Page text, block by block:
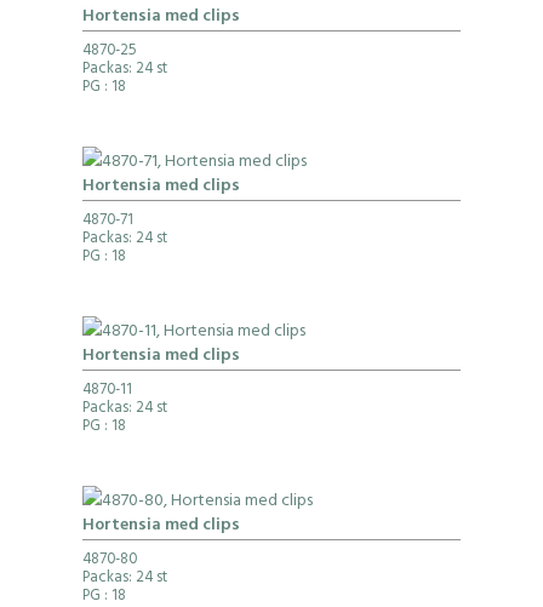
Hortensia med clips
4870-25
Packas: 24 st
PG : 18
Hortensia med clips
4870-71
Packas: 24 st
PG : 18
Hortensia med clips
4870-11
Packas: 24 st
PG : 18
Hortensia med clips
4870-80
Packas: 24 st
PG : 18